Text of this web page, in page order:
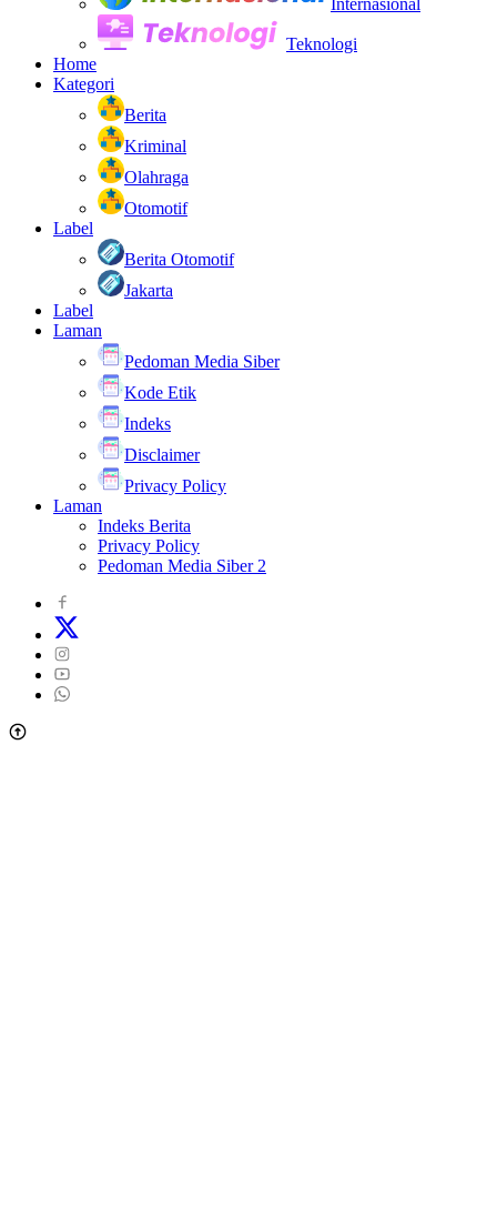
Teknologi
Home
Kategori
Berita
Kriminal
Olahraga
Otomotif
Label
Berita Otomotif
Jakarta
Label
Laman
Pedoman Media Siber
Kode Etik
Indeks
Disclaimer
Privacy Policy
Laman
Indeks Berita
Privacy Policy
Pedoman Media Siber 2